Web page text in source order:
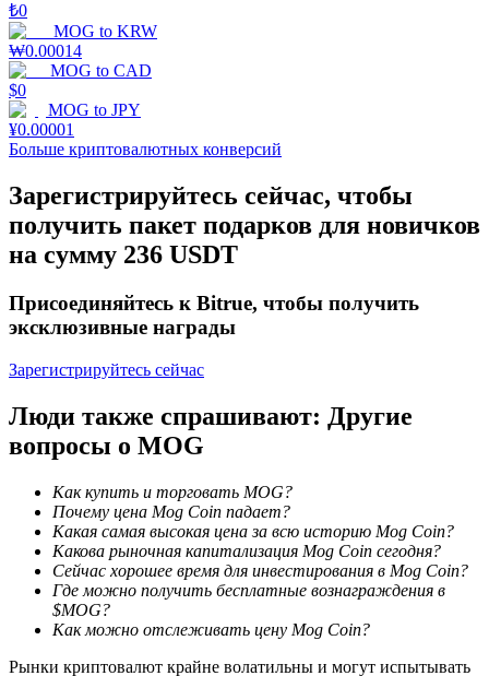
Launchpool
Гибкая ставка для заработка популярных токенов
Блокировки BTR
Эксклюзивные инвестиции для владельцев BTR
Кредиты
Сервис заимствований, обеспеченных криптовалютой
₺0
MOG to KRW
₩0.00014
MOG to CAD
$0
MOG to JPY
¥0.00001
Больше криптовалютных конверсий
Зарегистрируйтесь сейчас, чтобы
получить пакет подарков для новичков
на сумму 236 USDT
Присоединяйтесь к Bitrue, чтобы получить
эксклюзивные награды
Зарегистрируйтесь сейчас
Люди также спрашивают: Другие
вопросы о MOG
Как купить и торговать MOG?
Почему цена Mog Coin падает?
Какая самая высокая цена за всю историю Mog Coin?
Какова рыночная капитализация Mog Coin сегодня?
Сейчас хорошее время для инвестирования в Mog Coin?
Где можно получить бесплатные вознаграждения в
$MOG?
Как можно отслеживать цену Mog Coin?
Рынки криптовалют крайне волатильны и могут испытывать